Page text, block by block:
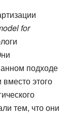
for
подходе
этого
тем, что они